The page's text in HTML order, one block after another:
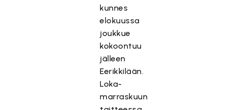
kunnes
elokuussa
joukkue
kokoontuu
jälleen
Eerikkilään.
Loka-
marraskuun